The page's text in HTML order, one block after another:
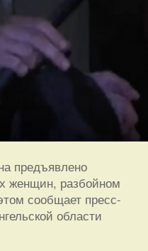
предъявлено
женщин, разбойном
сообщает пресс-
области